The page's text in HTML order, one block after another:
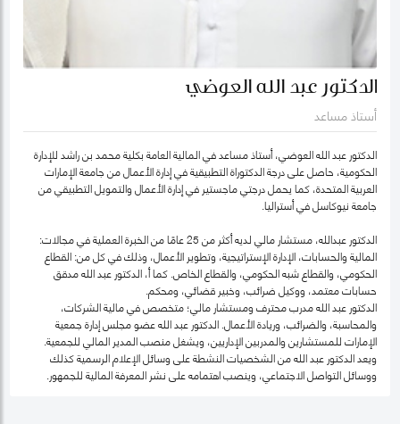
الدكتور عبد الله العوضي
أستاذ مساعد
الدكتور عبد الله العوضي، أستاذ مساعد في المالية العامة بكلية محمد بن راشد للإدارة
الحكومية، حاصل على درجة الدكتوراة التطبيقية في إدارة الأعمال من جامعة الإمارات
العربية المتحدة، كما يحمل درجتي ماجستير في إدارة الأعمال والتمويل التطبيقي من
جامعة نيوكاسل في أستراليا.
الدكتور عبدالله، مستشار مالي لديه أكثر من 25 عامًا من الخبرة العملية في مجالات:
المالية والحسابات، الإدارة الإستراتيجية، وتطوير الأعمال، وذلك في كل من: القطاع
الحكومي، والقطاع شبه الحكومي، والقطاع الخاص. كما أ، الدكتور عبد الله مدقق
حسابات معتمد، ووكيل ضرائب، وخبير قضائي، ومحكم.
الدكتور عبد الله مدرب محترف ومستشار مالي؛ متخصص في مالية الشركات،
والمحاسبة، والضرائب، وريادة الأعمال. الدكتور عبد الله عضو مجلس إدارة جمعية
الإمارات للمستشارين والمدربين الإداريين، ويشغل منصب المدير المالي للجمعية.
ويعد الدكتور عبد الله من الشخصيات النشطة على وسائل الإعلام الرسمية كذلك
ووسائل التواصل الاجتماعي، وينصب اهتمامه على نشر المعرفة المالية للجمهور.